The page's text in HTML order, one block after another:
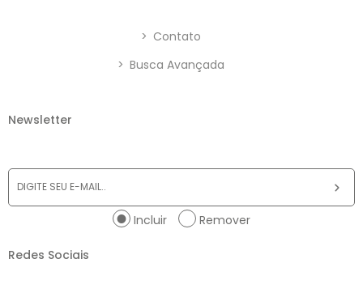
> Contato
> Busca Avançada
Newsletter
Incluir Remover
Redes Sociais